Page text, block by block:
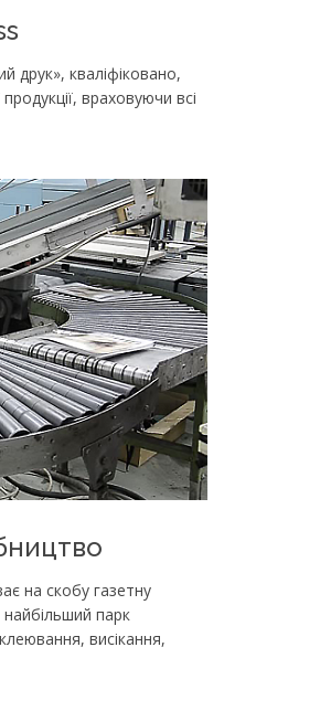
друк», кваліфіковано,
враховуючи всі
на скобу газетну
найбільший парк
висікання,